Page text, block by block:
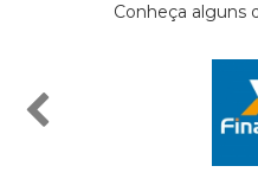
Conheça alguns